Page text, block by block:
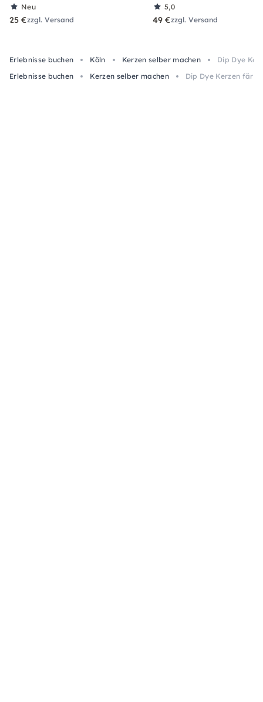
Neu
25 €zzgl. Versand
5,0
49 €zzgl. Versand
Erlebnisse buchen Köln Kerzen selber machen
Dip Dye
Erlebnisse buchen
Kerzen selber machen Dip Dye Kerzen